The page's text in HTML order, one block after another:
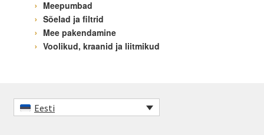
Meepumbad
Sõelad ja filtrid
Mee pakendamine
Voolikud, kraanid ja liitmikud
Eesti